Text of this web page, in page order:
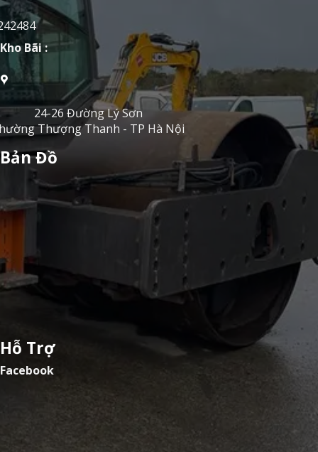
Kho Bãi :
24-26 Đường Lý Sơn
Thượng Thanh - TP Hà Nội
Bản Đồ
Hỗ Trợ
Facebook